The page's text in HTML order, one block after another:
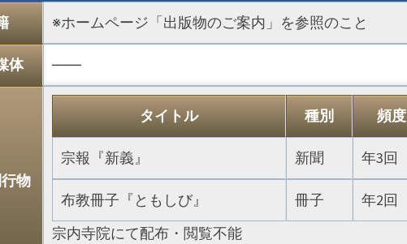
※ホームページ「出版物のご案内」を参照のこと
体 ――
物
タイトル 種別 頻度
宗報『新義』 新聞 年3回
布教冊子『ともしび』 冊子
年2回
宗内寺院にて配布・閲覧不能